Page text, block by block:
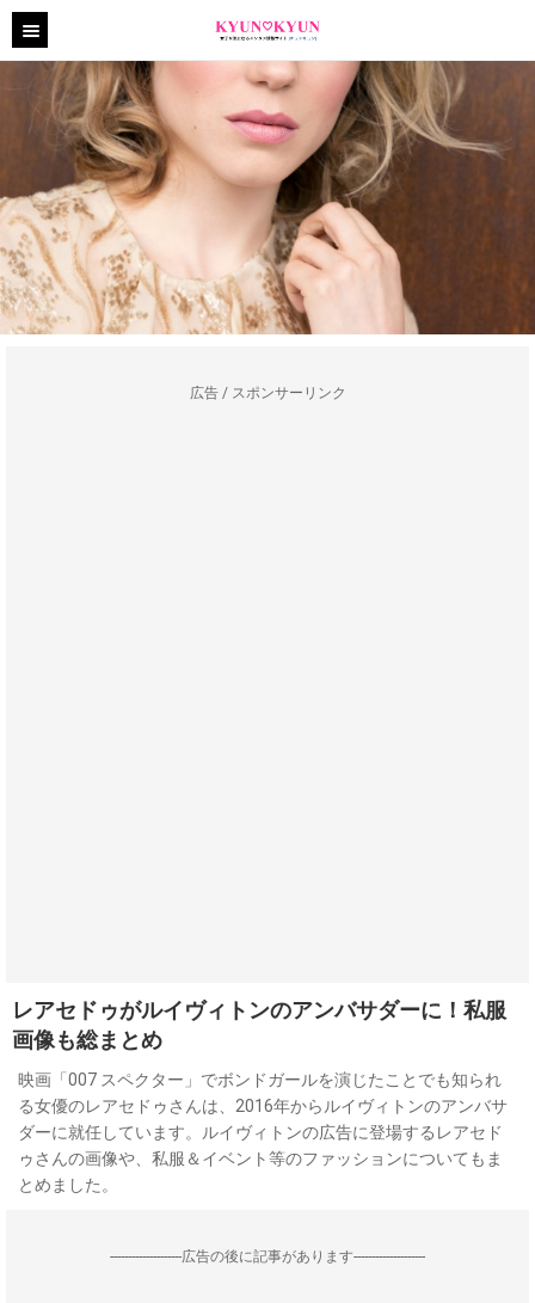
広告 / スポンサーリンク
レアセドゥがルイヴィトンのアンバサダーに！私服
画像も総まとめ
映画「007 スペクター」でボンドガールを演じたことでも知られ
る女優のレアセドゥさんは、2016年からルイヴィトンのアンバサ
ダーに就任しています。ルイヴィトンの広告に登場するレアセド
ゥさんの画像や、私服＆イベント等のファッションについてもま
とめました。
--------------------広告の後に記事があります--------------------